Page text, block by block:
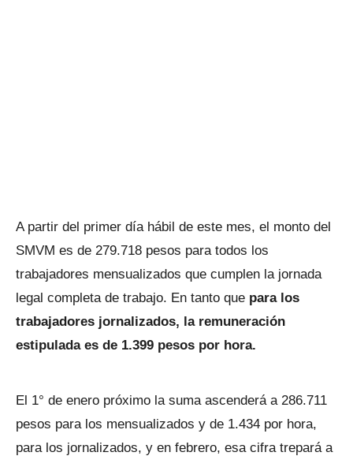
A partir del primer día hábil de este mes, el monto del
SMVM es de 279.718 pesos para todos los
trabajadores mensualizados que cumplen la jornada
legal completa de trabajo. En tanto que para los
trabajadores jornalizados, la remuneración
estipulada es de 1.399 pesos por hora.
El 1° de enero próximo la suma ascenderá a 286.711
pesos para los mensualizados y de 1.434 por hora,
para los jornalizados, y en febrero, esa cifra trepará a